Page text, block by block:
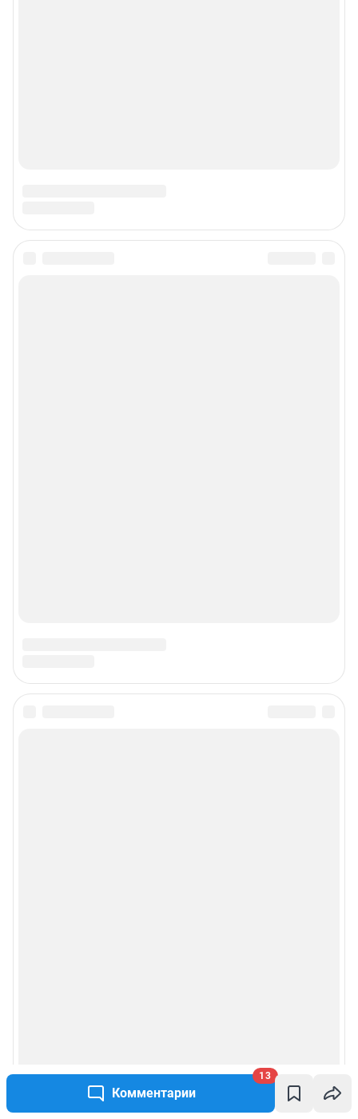
Комментарии
13